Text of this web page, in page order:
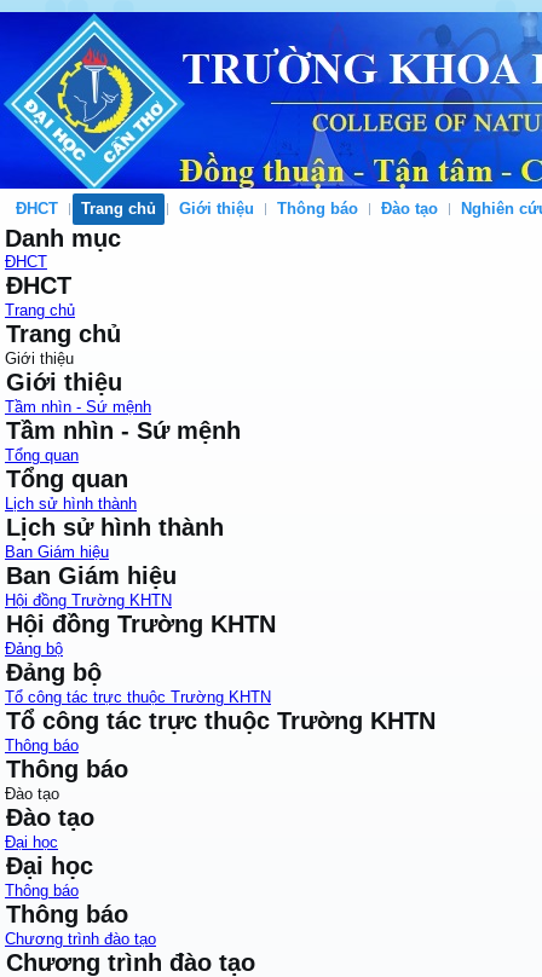
ĐHCT Trang chủ Giới thiệu Thông báo Đào tạo Nghiên
Danh mục
ĐHCT
ĐHCT
Trang chủ
Trang chủ
Giới thiệu
Giới thiệu
Tầm nhìn - Sứ mệnh
Tầm nhìn - Sứ mệnh
Tổng quan
Tổng quan
Lịch sử hình thành
Lịch sử hình thành
Ban Giám hiệu
Ban Giám hiệu
Hội đồng Trường KHTN
Hội đồng Trường KHTN
Đảng bộ
Đảng bộ
Tổ công tác trực thuộc Trường KHTN
Tổ công tác trực thuộc Trường KHTN
Thông báo
Thông báo
Đào tạo
Đào tạo
Đại học
Đại học
Thông báo
Thông báo
Chương trình đào tạo
Chương trình đào tạo